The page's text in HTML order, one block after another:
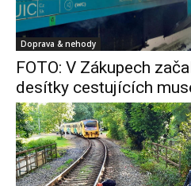
Doprava & nehody
FOTO: V Zákupech
desítky cestujících